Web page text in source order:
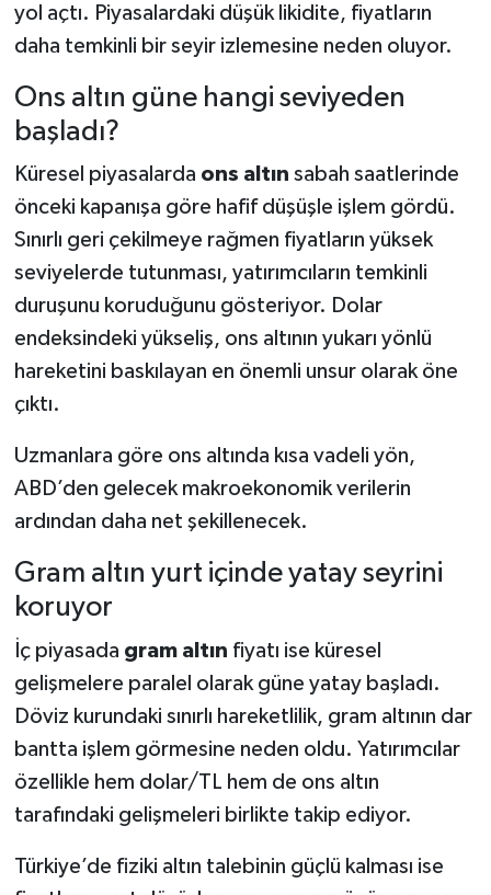
yol açtı. Piyasalardaki düşük likidite, fiyatların
daha temkinli bir seyir izlemesine neden oluyor.
Ons altın güne hangi seviyeden
başladı?
Küresel piyasalarda ons altın sabah saatlerinde
önceki kapanışa göre hafif düşüşle işlem gördü.
Sınırlı geri çekilmeye rağmen fiyatların yüksek
seviyelerde tutunması, yatırımcıların temkinli
duruşunu koruduğunu gösteriyor. Dolar
endeksindeki yükseliş, ons altının yukarı yönlü
hareketini baskılayan en önemli unsur olarak öne
çıktı.
Uzmanlara göre ons altında kısa vadeli yön,
ABD’den gelecek makroekonomik verilerin
ardından daha net şekillenecek.
Gram altın yurt içinde yatay seyrini
koruyor
İç piyasada gram altın fiyatı ise küresel
gelişmelere paralel olarak güne yatay başladı.
Döviz kurundaki sınırlı hareketlilik, gram altının dar
bantta işlem görmesine neden oldu. Yatırımcılar
özellikle hem dolar/TL hem de ons altın
tarafındaki gelişmeleri birlikte takip ediyor.
Türkiye’de fiziki altın talebinin güçlü kalması ise